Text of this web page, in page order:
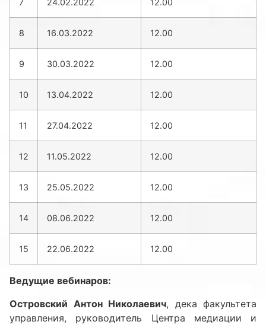
7 24.02.2022 12.00
8 16.03.2022 12.00
9 30.03.2022 12.00
10 13.04.2022 12.00
11 27.04.2022 12.00
12 11.05.2022 12.00
13 25.05.2022 12.00
14 08.06.2022 12.00
15 22.06.2022 12.00
Ведущие вебинаров:
Островский Антон Николаевич, дека факультета
управления, руководитель Центра медиации и